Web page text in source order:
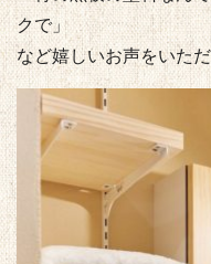
クで」
など嬉しいお声をいた